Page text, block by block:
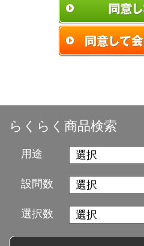
らくらく商品検索
用途
設問数
選択数